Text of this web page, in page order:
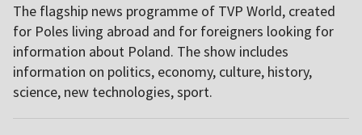
The flagship news programme of TVP World, created
for Poles living abroad and for foreigners looking for
information about Poland. The show includes
information on politics, economy, culture, history,
science, new technologies, sport.